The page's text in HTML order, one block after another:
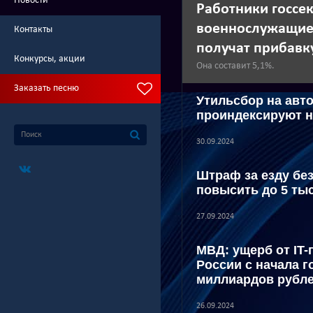
Контакты
Конкурсы, акции
Заказать песню
Работники
получат
Она составит 5,1%.
Утильсбор на
проиндексируют
30.09.2024
Штраф за езду
повысить до 5
27.09.2024
МВД: ущерб от IT-
России с начала
миллиардов
26.09.2024